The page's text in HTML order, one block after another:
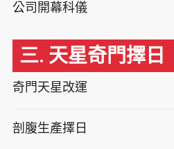
公司開幕科儀
三. 天星奇門擇日
奇門天星改運
剖腹生產擇日